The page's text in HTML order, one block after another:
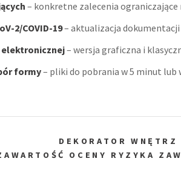
– konkretne zalecenia
2/COVID-19– aktualizacja
– wersja graficzna i
formy– pliki do pobrania w 5 minut lub
DEKORATOR WNĘTRZ
OCENY RYZYKA